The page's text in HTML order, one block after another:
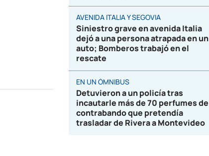
AVENIDA ITALIA Y SEGOVIA
Siniestro grave en avenida Italia
dejó a una persona atrapada en un
auto; Bomberos trabajó en el
rescate
EN UN ÓMNIBUS
Detuvieron a un policía tras
incautarle más de 70 perfumes de
contrabando que pretendía
trasladar de Rivera a Montevideo